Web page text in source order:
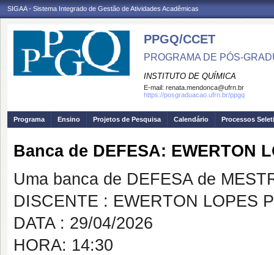
SIGAA - Sistema Integrado de Gestão de Atividades Acadêmicas
PPGQ/CCET
PROGRAMA DE PÓS-
INSTITUTO DE QUÍMICA
E-mail: renata.mendonca@ufrn.br
https://posgraduacao.ufrn.br/ppgq
Programa Ensino Projetos de Pesquisa Calendário Processos
Banca de DEFESA: EWERTON
Uma banca de DEFESA de
DISCENTE : EWERTON LOPES
DATA : 29/04/2026
HORA: 14:30